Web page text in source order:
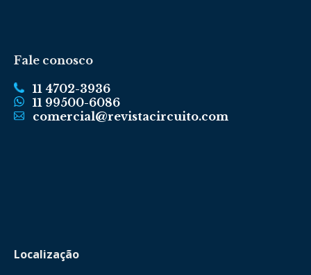
Fale conosco
11 4702-3936
11 99500-6086
comercial@revistacircuito.com
Localização